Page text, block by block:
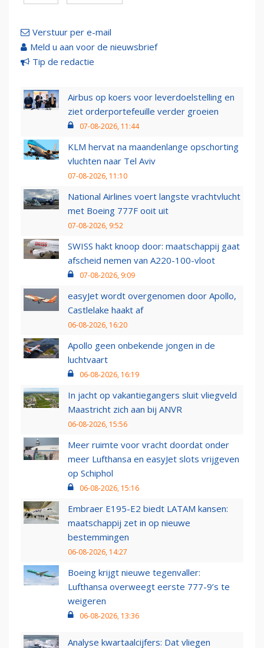
Verstuur per e-mail
Meld u aan voor de nieuwsbrief
Tip de redactie
Airbus op koers voor leverdoelstelling en
ziet orderportefeuille verder groeien
07-08-2026, 11:44
KLM hervat na maandenlange opschorting
vluchten naar Tel Aviv
07-08-2026, 11:10
National Airlines voert langste vrachtvlucht
met Boeing 777F ooit uit
07-08-2026, 9:52
SWISS hakt knoop door: maatschappij gaat
afscheid nemen van A220-100-vloot
07-08-2026, 9:09
easyJet wordt overgenomen door Apollo,
Castlelake haakt af
06-08-2026, 16:20
Apollo geen onbekende jongen in de
luchtvaart
06-08-2026, 16:19
In jacht op vakantiegangers sluit vliegveld
Maastricht zich aan bij ANVR
06-08-2026, 15:56
Meer ruimte voor vracht doordat onder
meer Lufthansa en easyJet slots vrijgeven
op Schiphol
06-08-2026, 15:16
Embraer E195-E2 biedt LATAM kansen:
maatschappij zet in op nieuwe
bestemmingen
06-08-2026, 14:27
Boeing krijgt nieuwe tegenvaller:
Lufthansa overweegt eerste 777-9’s te
weigeren
06-08-2026, 13:36
Analyse kwartaalcijfers: Dat vliegen